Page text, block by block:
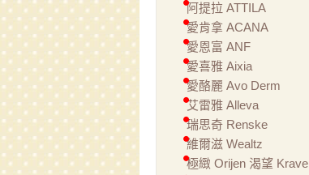
阿提拉 ATTILA
愛肯拿 ACANA
愛恩富 ANF
愛喜雅 Aixia
愛酪麗 Avo Derm
艾雷雅 Alleva
瑞思奇 Renske
維爾滋 Wealtz
極緻 Orijen 渴望 Krave